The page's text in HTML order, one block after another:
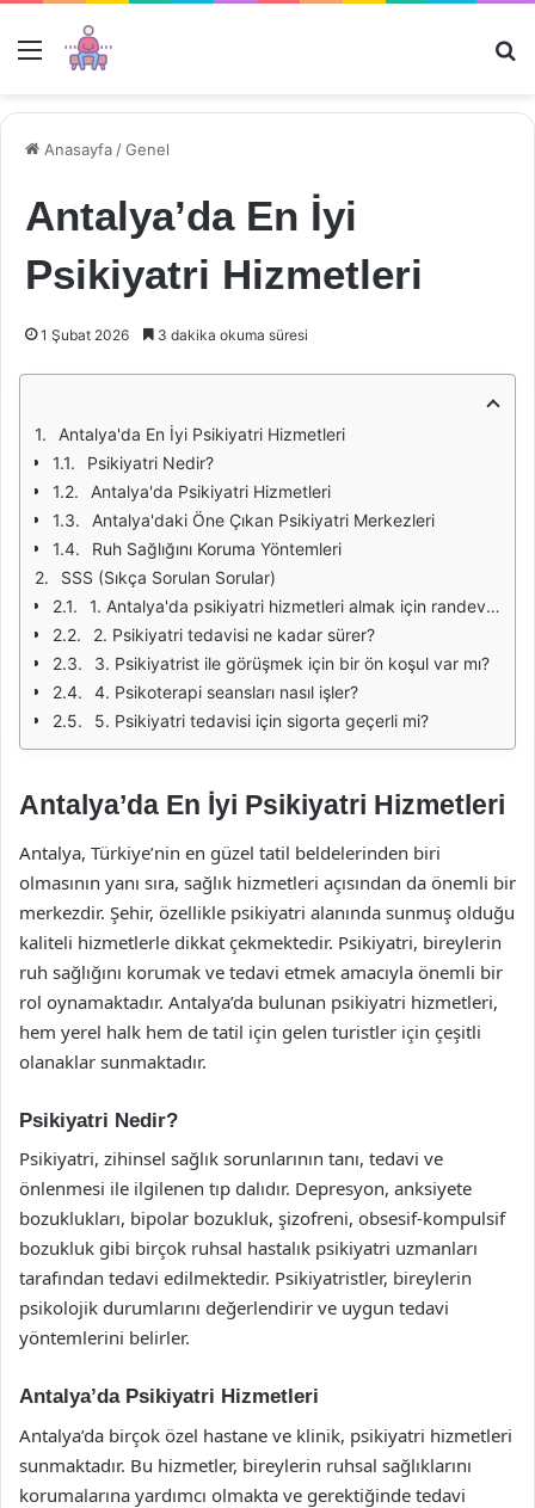
Menü
Anasayfa /Genel
Antalya’da En İyi
Psikiyatri Hizmetleri
1 Şubat 2026 3 dakika okuma süresi
Antalya'da En İyi Psikiyatri Hizmetleri
Psikiyatri Nedir?
Antalya'da Psikiyatri Hizmetleri
Antalya'daki Öne Çıkan Psikiyatri Merkezleri
Ruh Sağlığını Koruma Yöntemleri
SSS (Sıkça Sorulan Sorular)
1. Antalya'da psikiyatri hizmetleri almak için randevu nasıl alınır?
2. Psikiyatri tedavisi ne kadar sürer?
3. Psikiyatrist ile görüşmek için bir ön koşul var mı?
4. Psikoterapi seansları nasıl işler?
5. Psikiyatri tedavisi için sigorta geçerli mi?
Antalya’da En İyi Psikiyatri Hizmetleri
Antalya, Türkiye’nin en güzel tatil beldelerinden biri
olmasının yanı sıra, sağlık hizmetleri açısından da önemli bir
merkezdir. Şehir, özellikle psikiyatri alanında sunmuş olduğu
kaliteli hizmetlerle dikkat çekmektedir. Psikiyatri, bireylerin
ruh sağlığını korumak ve tedavi etmek amacıyla önemli bir
rol oynamaktadır. Antalya’da bulunan psikiyatri hizmetleri,
hem yerel halk hem de tatil için gelen turistler için çeşitli
olanaklar sunmaktadır.
Psikiyatri Nedir?
Psikiyatri, zihinsel sağlık sorunlarının tanı, tedavi ve
önlenmesi ile ilgilenen tıp dalıdır. Depresyon, anksiyete
bozuklukları, bipolar bozukluk, şizofreni, obsesif-kompulsif
bozukluk gibi birçok ruhsal hastalık psikiyatri uzmanları
tarafından tedavi edilmektedir. Psikiyatristler, bireylerin
psikolojik durumlarını değerlendirir ve uygun tedavi
yöntemlerini belirler.
Antalya’da Psikiyatri Hizmetleri
Antalya’da birçok özel hastane ve klinik, psikiyatri hizmetleri
sunmaktadır. Bu hizmetler, bireylerin ruhsal sağlıklarını
korumalarına yardımcı olmakta ve gerektiğinde tedavi